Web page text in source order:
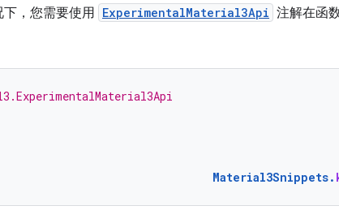
下，您需要使用 ExperimentalMaterial3Api 注解在函
Material3Snippets.